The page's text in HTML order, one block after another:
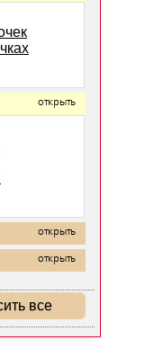
открыть
открыть
открыть
все